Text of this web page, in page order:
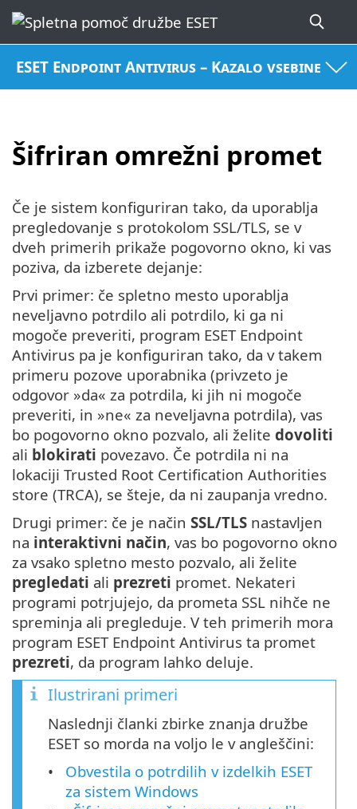
ESET Endpoint Antivirus – Kazalo vsebine
Šifriran omrežni promet
Če je sistem konfiguriran tako, da uporablja
pregledovanje s protokolom SSL/TLS, se v
dveh primerih prikaže pogovorno okno, ki vas
poziva, da izberete dejanje:
Prvi primer: če spletno mesto uporablja
neveljavno potrdilo ali potrdilo, ki ga ni
mogoče preveriti, program ESET Endpoint
Antivirus pa je konfiguriran tako, da v takem
primeru pozove uporabnika (privzeto je
odgovor »da« za potrdila, ki jih ni mogoče
preveriti, in »ne« za neveljavna potrdila), vas
bo pogovorno okno pozvalo, ali želite dovoliti
ali blokirati povezavo. Če potrdila ni na
lokaciji Trusted Root Certification Authorities
store (TRCA), se šteje, da ni zaupanja vredno.
Drugi primer: če je način SSL/TLS nastavljen
na interaktivni način, vas bo pogovorno okno
za vsako spletno mesto pozvalo, ali želite
pregledati ali prezreti promet. Nekateri
programi potrjujejo, da prometa SSL nihče ne
spreminja ali pregleduje. V teh primerih mora
program ESET Endpoint Antivirus ta promet
prezreti, da program lahko deluje.
Ilustrirani primeri
Naslednji članki zbirke znanja družbe
ESET so morda na voljo le v angleščini:
Obvestila o potrdilih v izdelkih ESET
za sistem Windows